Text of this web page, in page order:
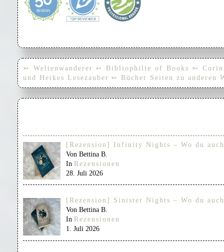
➳ Weltenwanderer ➳ Bibliophilie of Books ➳
und Heikes Lesezauber ➳ Bücher Seiten zu anderen
[Rezension] Infinity Nights – Wo du
Von Bettina B.
In Rezensionen
28. Juli 2026
[Rezension] Sinister Nights – Wo du
Von Bettina B.
In Rezensionen
1. Juli 2026